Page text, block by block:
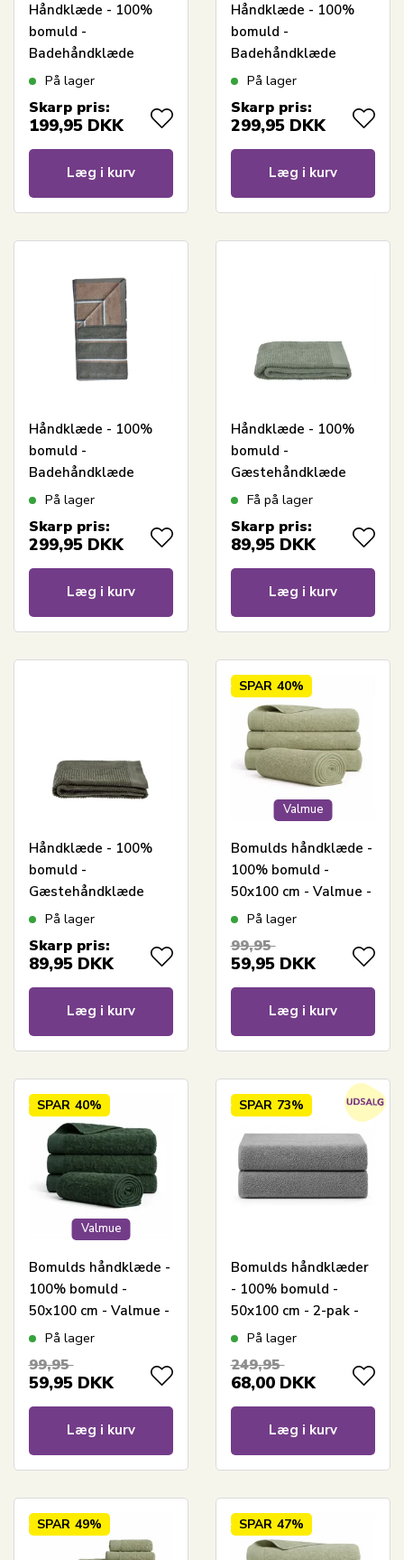
Håndklæde - 100%
bomuld -
Badehåndklæde
70x140 cm - Zone
Olive Green
På lager
Skarp pris:
199,95 DKK
Læg i kurv
Håndklæde - 100%
bomuld -
Badehåndklæde
70x140 cm - Zone
Stribet Olive
På lager
Skarp pris:
299,95 DKK
Læg i kurv
Håndklæde - 100%
bomuld -
Badehåndklæde
70x140 cm - Zone
Stribet Olive Green
På lager
Skarp pris:
299,95 DKK
Læg i kurv
Håndklæde - 100%
bomuld -
Gæstehåndklæde
50x70 cm - Zone
Matcha Green
Få på lager
Skarp pris:
89,95 DKK
Læg i kurv
Håndklæde - 100%
bomuld -
Gæstehåndklæde
50x70 cm - Zone
Olive Green
På lager
Skarp pris:
89,95 DKK
Læg i kurv
Valmue
SPAR 40%
Bomulds håndklæde -
100% bomuld -
50x100 cm - Valmue -
Lysegrøn
På lager
99,95
59,95 DKK
Læg i kurv
Valmue
SPAR 40%
Bomulds håndklæde -
100% bomuld -
50x100 cm - Valmue -
Mørkegrøn
På lager
99,95
59,95 DKK
Læg i kurv
SPAR 73%
Bomulds håndklæder
- 100% bomuld -
50x100 cm - 2-pak -
Støvet grøn
På lager
249,95
68,00 DKK
Læg i kurv
SPAR 49% SPAR 47%